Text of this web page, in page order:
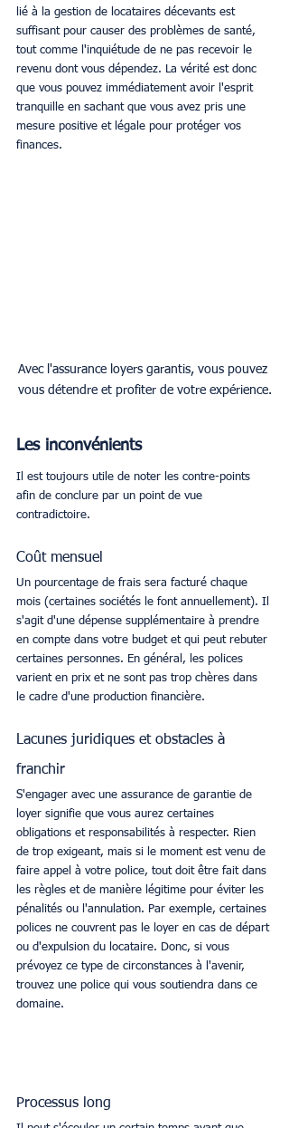
lié à la gestion de locataires décevants est
suffisant pour causer des problèmes de santé,
tout comme l'inquiétude de ne pas recevoir le
revenu dont vous dépendez. La vérité est donc
que vous pouvez immédiatement avoir l'esprit
tranquille en sachant que vous avez pris une
mesure positive et légale pour protéger vos
finances.
Avec l'assurance loyers garantis, vous pouvez
vous détendre et profiter de votre expérience.
Les inconvénients
Il est toujours utile de noter les contre-points
afin de conclure par un point de vue
contradictoire.
Coût mensuel
Un pourcentage de frais sera facturé chaque
mois (certaines sociétés le font annuellement). Il
s'agit d'une dépense supplémentaire à prendre
en compte dans votre budget et qui peut rebuter
certaines personnes. En général, les polices
varient en prix et ne sont pas trop chères dans
le cadre d'une production financière.
Lacunes juridiques et obstacles à
franchir
S'engager avec une assurance de garantie de
loyer signifie que vous aurez certaines
obligations et responsabilités à respecter. Rien
de trop exigeant, mais si le moment est venu de
faire appel à votre police, tout doit être fait dans
les règles et de manière légitime pour éviter les
pénalités ou l'annulation. Par exemple, certaines
polices ne couvrent pas le loyer en cas de départ
ou d'expulsion du locataire. Donc, si vous
prévoyez ce type de circonstances à l'avenir,
trouvez une police qui vous soutiendra dans ce
domaine.
Processus long